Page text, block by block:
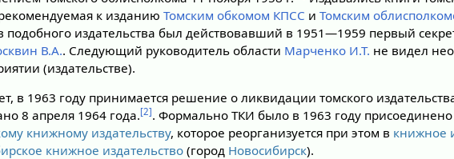
к изданиюТомским обкомом КПСС иТомским
подобного издательства был действовавший в 1951—1959 первый
В.А.. Следующий руководитель области Марченко И.Т. не видел
(издательстве).
в 1963 году принимается решение о ликвидации томского
8 апреля 1964 года.[2]. Формально ТКИ было в 1963 году присоединено
книжному издательству, которое реорганизуется при этом в книжное
книжное издательство (город Новосибирск).